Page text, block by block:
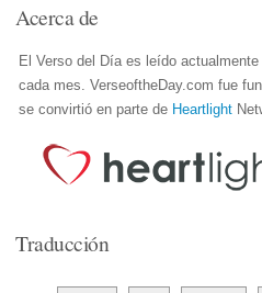
Acerca de
El Verso del Día es leído
cada mes. VerseoftheDay.com fue
se convirtió en parte de Heartlight
Traducción